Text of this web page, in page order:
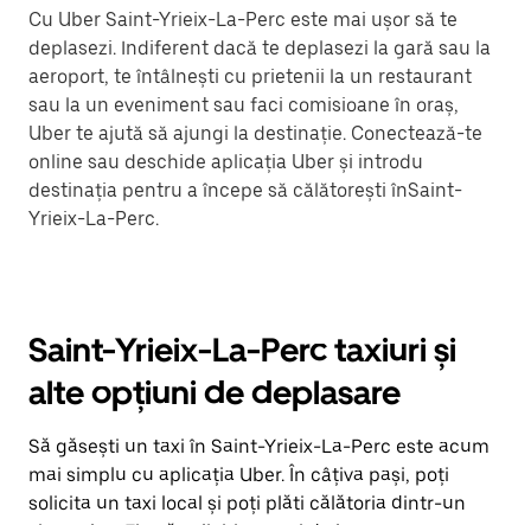
Cu Uber Saint-Yrieix-La-Perc este mai ușor să te
deplasezi. Indiferent dacă te deplasezi la gară sau la
aeroport, te întâlnești cu prietenii la un restaurant
sau la un eveniment sau faci comisioane în oraș,
Uber te ajută să ajungi la destinație. Conectează-te
online sau deschide aplicația Uber și introdu
destinația pentru a începe să călătorești înSaint-
Yrieix-La-Perc.
Saint-Yrieix-La-Perc taxiuri și
alte opțiuni de deplasare
Să găsești un taxi în Saint-Yrieix-La-Perc este acum
mai simplu cu aplicația Uber. În câțiva pași, poți
solicita un taxi local și poți plăti călătoria dintr-un